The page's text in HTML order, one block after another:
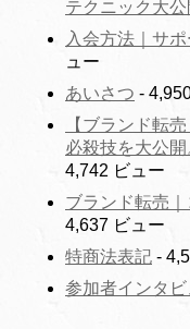
テクニック大公
入会方法｜サ
ュー
あいさつ -
【ブランド転
必殺技を大公
4,742 ビュー
ブランド転売
4,637 ビュー
特商法表記 -
参加者インタビ